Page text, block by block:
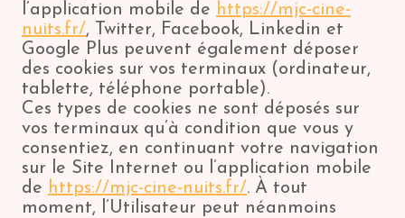
l’application mobile de https://mjc-cine-
nuits.fr/, Twitter, Facebook, Linkedin et
Google Plus peuvent également déposer
des cookies sur vos terminaux (ordinateur,
tablette, téléphone portable).
Ces types de cookies ne sont déposés sur
vos terminaux qu’à condition que vous y
consentiez, en continuant votre navigation
sur le Site Internet ou l’application mobile
de https://mjc-cine-nuits.fr/. À tout
moment, l’Utilisateur peut néanmoins